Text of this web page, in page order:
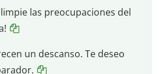
las preocupaciones del
un descanso. Te deseo